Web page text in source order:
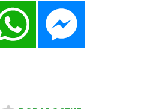
WhatsApp